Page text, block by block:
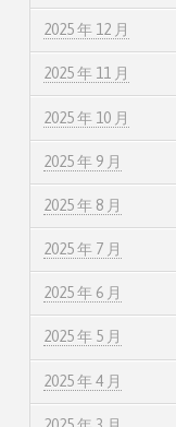
2025 年 12 月
2025 年 11 月
2025 年 10 月
2025 年 9 月
2025 年 8 月
2025 年 7 月
2025 年 6 月
2025 年 5 月
2025 年 4 月